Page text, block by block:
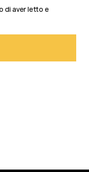
di aver letto e